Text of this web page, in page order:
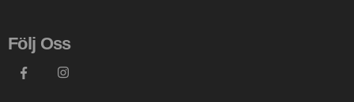
Följ Oss